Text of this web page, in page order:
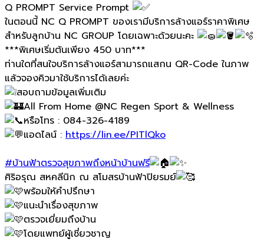
Q PROMPT Service Prompt
ในตอนนี้ NC Q PROMPT ของเรามีบริการล้างแอร์ราคาพิเศษ
สำหรับลูกบ้าน NC GROUP โดยเฉพาะด้วยนะคะ
***พิเศษเริ่มต้นเพียง 450 บาท***
ท่านใดที่สนใจบริการล้างแอร์สามารถแสกน QR-Code ในภาพ
แล้วจองคิวมาใช้บริการได้เลยค่ะ
สอบถามข้อมูลเพิ่มเติม
All From Home @NC Regen Sport & Wellness
หรือโทร : 084-326-4189
แอดไลน์ : https://lin.ee/PITlQko
#บ้านฟ้าตรวจสุขภาพถึงหน้าบ้านฟรี
ศิริอรุณ สหคลีนิก ณ สโมสรบ้านฟ้าปิยรมย์
พร้อมให้คำปรึกษา
แนะนำเรื่องสุขภาพ
ตรวจเยี่ยมถึงบ้าน
โดยแพทย์ผู้เชี่ยวชาญ